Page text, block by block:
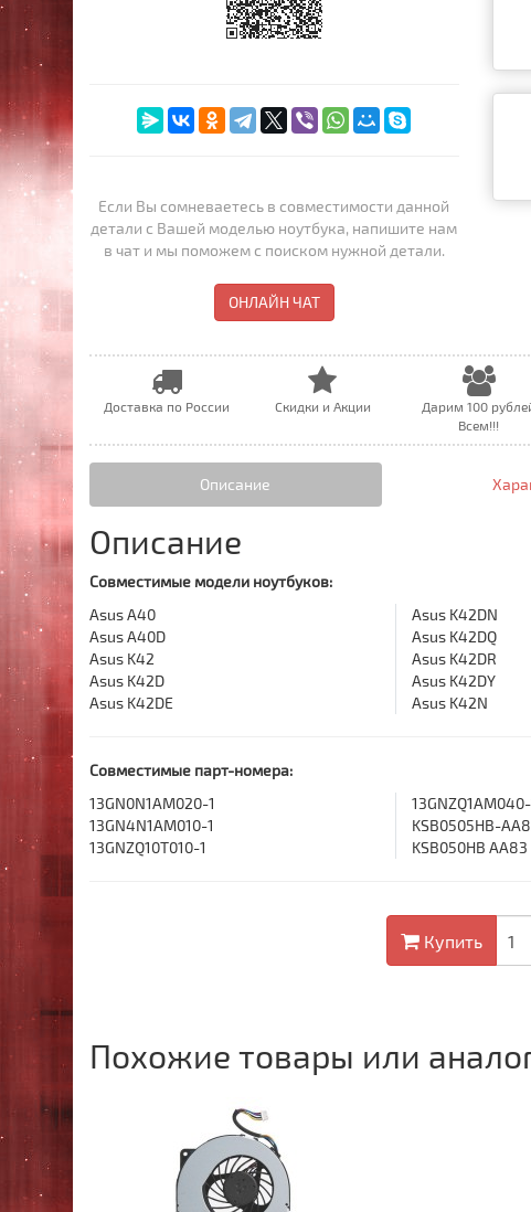
Если Вы сомневаетесь в совместимости данной
детали с Вашей моделью ноутбука, напишите нам
в чат и мы поможем с поиском нужной детали.
ОНЛАЙН ЧАТ
Доставка по России Скидки и Акции
Дарим 100
Всем!!!
Описание
Описание
Совместимые модели ноутбуков:
Asus A40
Asus A40D
Asus K42
Asus K42D
Asus K42DE
Asus K42DN
Asus K42DQ
Asus K42DR
Asus K42DY
Asus K42N
Совместимые парт-номера:
13GN0N1AM020-1
13GN4N1AM010-1
13GNZQ10T010-1
13GNZQ1AM040-
KSB0505HB-
KSB050HB AA83
Купить
Похожие товары или